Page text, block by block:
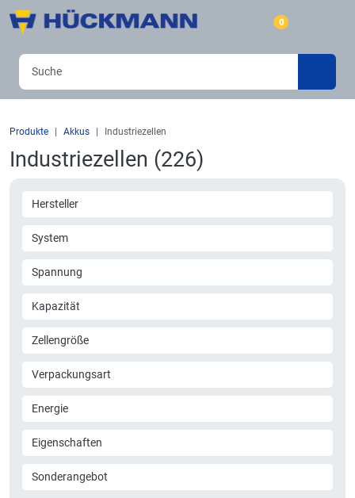
0
Produkte Akkus Industriezellen
Industriezellen (226)
Hersteller
System
Spannung
Kapazität
Zellengröße
Verpackungsart
Energie
Eigenschaften
Sonderangebot